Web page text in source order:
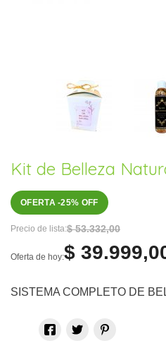
Kit de Belleza
OFERTA -25% OFF
Precio de lista:$ 53.332,00
Oferta de hoy:$
SISTEMA COMPLETO DE